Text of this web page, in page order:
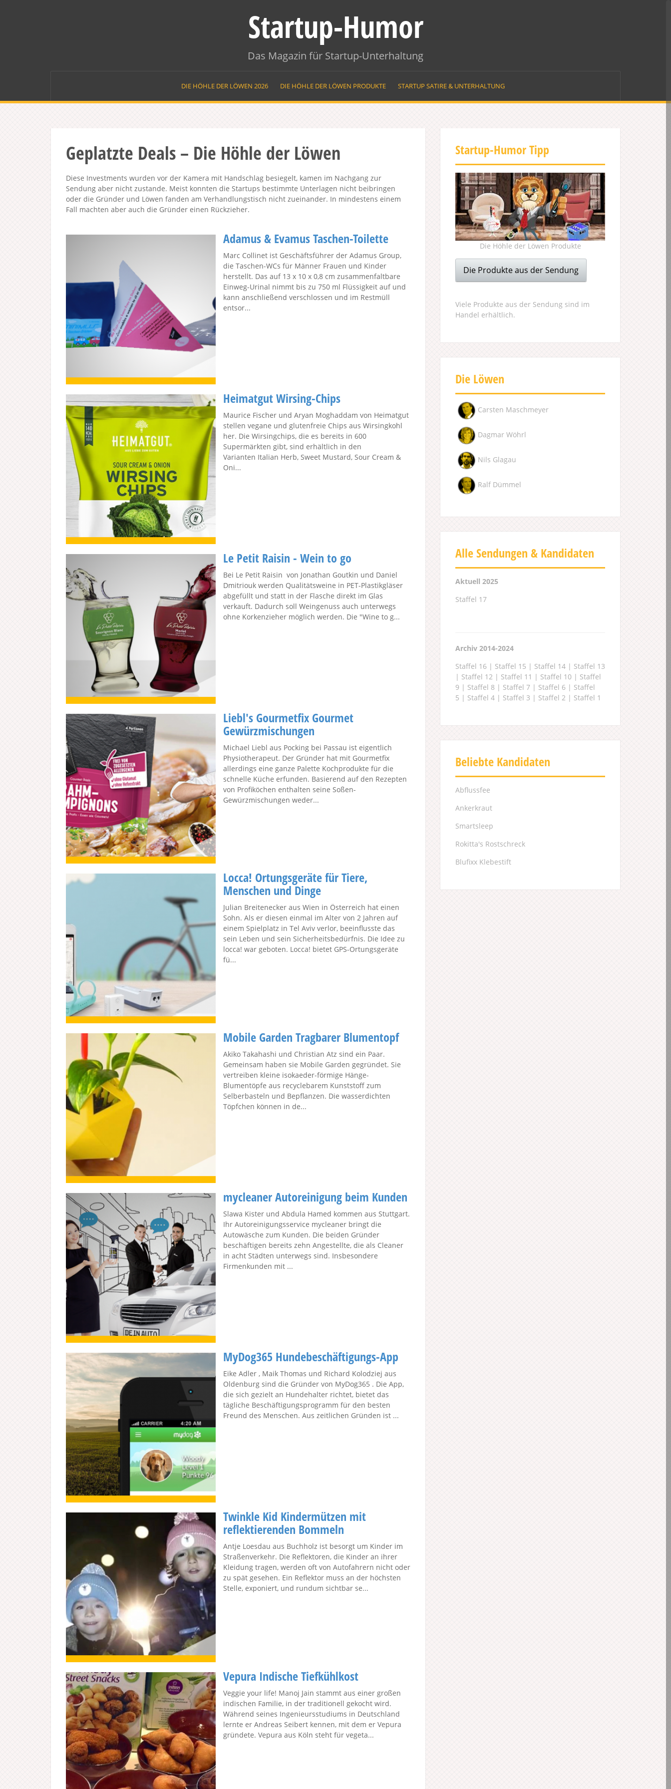
Startup-Humor
Das Magazin für Startup-Unterhaltung
DIE HÖHLE DER LÖWEN 2026 DIE HÖHLE DER LÖWEN PRODUKTE STARTUP SATIRE & UNTERHALTUNG
Geplatzte Deals – Die Höhle der Löwen
Diese Investments wurden vor der Kamera mit Handschlag besiegelt, kamen im Nachgang zur
Sendung aber nicht zustande. Meist konnten die Startups bestimmte Unterlagen nicht beibringen
oder die Gründer und Löwen fanden am Verhandlungstisch nicht zueinander. In mindestens einem
Fall machten aber auch die Gründer einen Rückzieher.
Adamus & Evamus Taschen-Toilette
Marc Collinet ist Geschäftsführer der Adamus Group,
die Taschen-WCs für Männer Frauen und Kinder
herstellt. Das auf 13 x 10 x 0,8 cm zusammenfaltbare
Einweg-Urinal nimmt bis zu 750 ml Flüssigkeit auf und
kann anschließend verschlossen und im Restmüll
entsor...
Heimatgut Wirsing-Chips
Maurice Fischer und Aryan Moghaddam von Heimatgut
stellen vegane und glutenfreie Chips aus Wirsingkohl
her. Die Wirsingchips, die es bereits in 600
Supermärkten gibt, sind erhältlich in den
Varianten Italian Herb, Sweet Mustard, Sour Cream &
Oni...
Le Petit Raisin - Wein to go
Bei Le Petit Raisin von Jonathan Goutkin und Daniel
Dmitriouk werden Qualitätsweine in PET-Plastikgläser
abgefüllt und statt in der Flasche direkt im Glas
verkauft. Dadurch soll Weingenuss auch unterwegs
ohne Korkenzieher möglich werden. Die "Wine to g...
Liebl's Gourmetfix Gourmet
Gewürzmischungen
Michael Liebl aus Pocking bei Passau ist eigentlich
Physiotherapeut. Der Gründer hat mit Gourmetfix
allerdings eine ganze Palette Kochprodukte für die
schnelle Küche erfunden. Basierend auf den Rezepten
von Profiköchen enthalten seine Soßen-
Gewürzmischungen weder...
Locca! Ortungsgeräte für Tiere,
Menschen und Dinge
Julian Breitenecker aus Wien in Österreich hat einen
Sohn. Als er diesen einmal im Alter von 2 Jahren auf
einem Spielplatz in Tel Aviv verlor, beeinflusste das
sein Leben und sein Sicherheitsbedürfnis. Die Idee zu
locca! war geboten. Locca! bietet GPS-Ortungsgeräte
fü...
Mobile Garden Tragbarer Blumentopf
Akiko Takahashi und Christian Atz sind ein Paar.
Gemeinsam haben sie Mobile Garden gegründet. Sie
vertreiben kleine isokaeder-förmige Hänge-
Blumentöpfe aus recyclebarem Kunststoff zum
Selberbasteln und Bepflanzen. Die wasserdichten
Töpfchen können in de...
mycleaner Autoreinigung beim Kunden
Slawa Kister und Abdula Hamed kommen aus Stuttgart.
Ihr Autoreinigungsservice mycleaner bringt die
Autowäsche zum Kunden. Die beiden Gründer
beschäftigen bereits zehn Angestellte, die als Cleaner
in acht Städten unterwegs sind. Insbesondere
Firmenkunden mit ...
MyDog365 Hundebeschäftigungs-App
Eike Adler , Maik Thomas und Richard Kolodziej aus
Oldenburg sind die Gründer von MyDog365 . Die App,
die sich gezielt an Hundehalter richtet, bietet das
tägliche Beschäftigungsprogramm für den besten
Freund des Menschen. Aus zeitlichen Gründen ist ...
Twinkle Kid Kindermützen mit
reflektierenden Bommeln
Antje Loesdau aus Buchholz ist besorgt um Kinder im
Straßenverkehr. Die Reflektoren, die Kinder an ihrer
Kleidung tragen, werden oft von Autofahrern nicht oder
zu spät gesehen. Ein Reflektor muss an der höchsten
Stelle, exponiert, und rundum sichtbar se...
Vepura Indische Tiefkühlkost
Veggie your life! Manoj Jain stammt aus einer großen
indischen Familie, in der traditionell gekocht wird.
Während seines Ingenieursstudiums in Deutschland
lernte er Andreas Seibert kennen, mit dem er Vepura
gründete. Vepura aus Köln steht für vegeta...
Startup-Humor Tipp
Die Höhle der Löwen Produkte
Die Produkte aus der Sendung
Viele Produkte aus der Sendung sind im
Handel erhältlich.
Die Löwen
Carsten Maschmeyer
Dagmar Wöhrl
Nils Glagau
Ralf Dümmel
Alle Sendungen & Kandidaten
Aktuell 2025
Staffel 17
Archiv 2014-2024
Staffel 16 | Staffel 15 | Staffel 14 | Staffel 13
| Staffel 12 | Staffel 11 | Staffel 10 | Staffel
9 | Staffel 8 | Staffel 7 | Staffel 6 | Staffel
5 | Staffel 4 | Staffel 3 | Staffel 2 | Staffel 1
Beliebte Kandidaten
Abflussfee
Ankerkraut
Smartsleep
Rokitta's Rostschreck
Blufixx Klebestift